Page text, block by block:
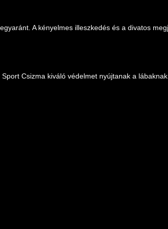
A kényelmes illeszkedés és a divatos
Csizma kiváló védelmet nyújtanak a